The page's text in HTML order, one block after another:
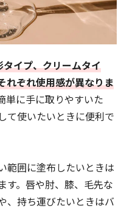
タイプ、クリームタイ
れぞれ使用感が異なりま
単に手に取りやすいた
て使いたいときに便利で
範囲に塗布したいときは
す。唇や肘、膝、毛先な
、持ち運びたいときはバ